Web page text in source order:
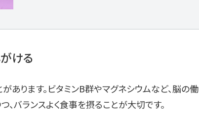
ける
ります。ビタミンB群やマグネシウムなど、脳の働
バランスよく食事を摂ることが大切です。